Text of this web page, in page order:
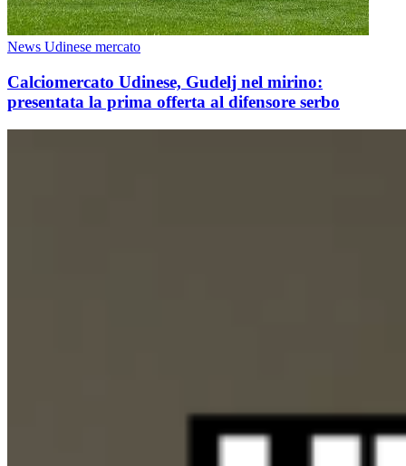
News Udinese mercato
Calciomercato Udinese, Gudelj nel mirino:
presentata la prima offerta al difensore serbo